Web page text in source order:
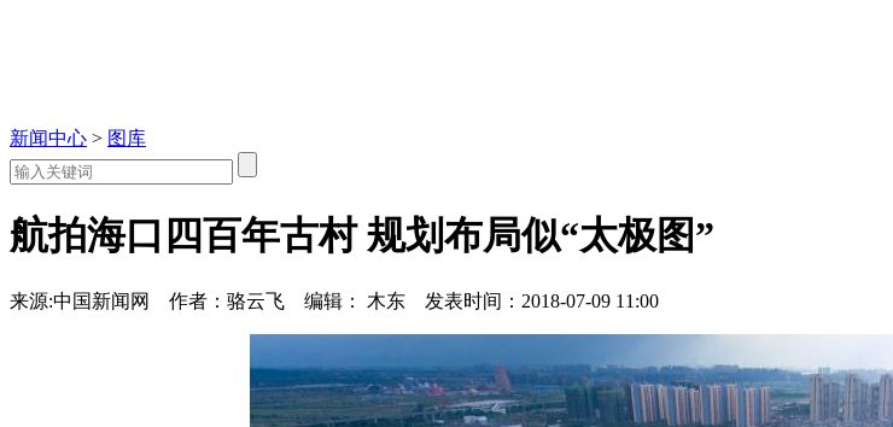
新闻中心 > 图库
航拍海口四百年古村 规划布局似“太极图”
来源:中国新闻网 作者：骆云飞 编辑： 木东 发表时间：2018-07-09 11:00